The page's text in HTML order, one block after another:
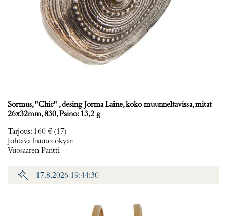
Sormus, ''Chic'' , desing Jorma Laine, koko muunneltavissa, mitat
26x32mm, 830, Paino: 13,2 g
Tarjous: 160 € (17)
Johtava huuto:okyan
Vuosaaren Pantti
17.8.2026 19:44:30